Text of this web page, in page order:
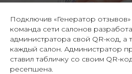
Подключив «Генератор
команда сети салонов
администратора свой QR-код,
каждый салон. Администратор
ставил табличку со своим QR-
ресепшена.